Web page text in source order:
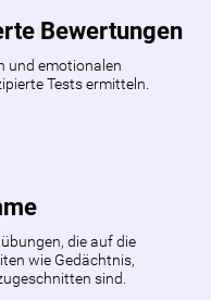
Bewertungen
und emotionalen
Tests ermitteln.
die auf die
wie Gedächtnis,
sind.